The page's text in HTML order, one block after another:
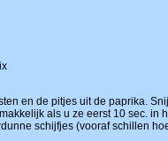
en de pitjes uit de paprika.
als u ze eerst 10 sec.
schijfjes (vooraf schillen